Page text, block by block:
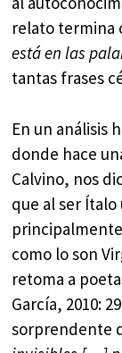
relato termina
está en las
tantas frases
En un análisis
donde hace
Calvino, nos
que al ser
como lo son
retoma a
García, 2010:
sorprendente